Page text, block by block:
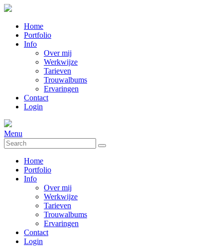
Home
Portfolio
Info
Over mij
Werkwijze
Tarieven
Trouwalbums
Ervaringen
Contact
Login
Menu
Home
Portfolio
Info
Over mij
Werkwijze
Tarieven
Trouwalbums
Ervaringen
Contact
Login